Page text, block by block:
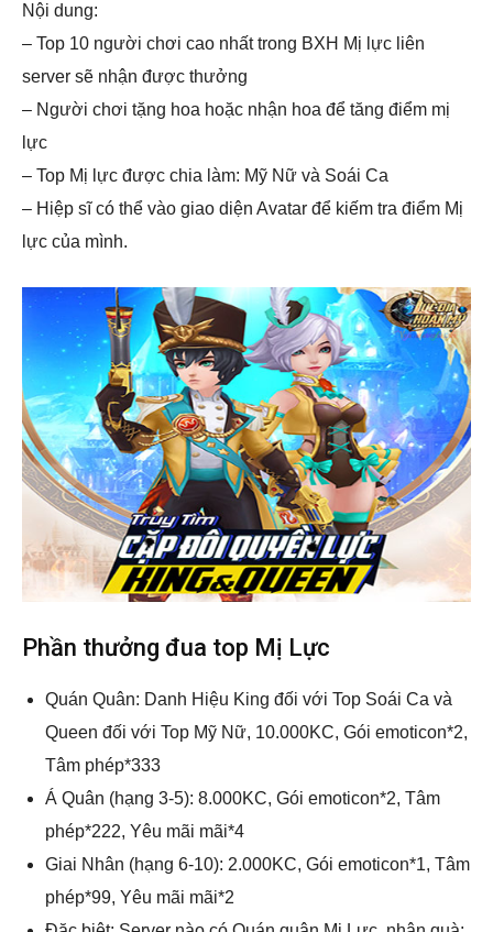
Nội dung:
– Top 10 người chơi cao nhất trong BXH Mị lực liên
server sẽ nhận được thưởng
– Người chơi tặng hoa hoặc nhận hoa để tăng điểm mị
lực
– Top Mị lực được chia làm: Mỹ Nữ và Soái Ca
– Hiệp sĩ có thể vào giao diện Avatar để kiếm tra điểm Mị
lực của mình.
Phần thưởng đua top Mị Lực
Quán Quân: Danh Hiệu King đối với Top Soái Ca và
Queen đối với Top Mỹ Nữ, 10.000KC, Gói emoticon*2,
Tâm phép*333
Á Quân (hạng 3-5): 8.000KC, Gói emoticon*2, Tâm
phép*222, Yêu mãi mãi*4
Giai Nhân (hạng 6-10): 2.000KC, Gói emoticon*1, Tâm
phép*99, Yêu mãi mãi*2